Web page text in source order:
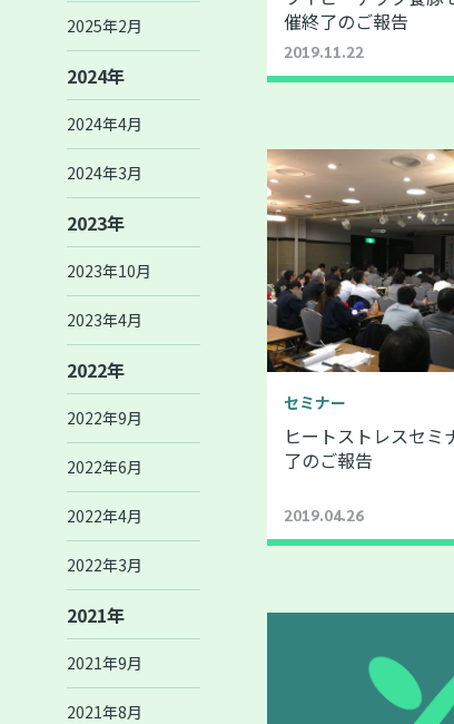
催終了のご報告
2019.11.22
セミナー
ヒートストレスセミ
了のご報告
2019.04.26
2025年2月
2024年
2024年4月
2024年3月
2023年
2023年10月
2023年4月
2022年
2022年9月
2022年6月
2022年4月
2022年3月
2021年
2021年9月
2021年8月